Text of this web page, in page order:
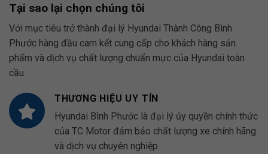
Tại sao lại chọn chúng tôi
Với mục tiêu trở thành đại lý Hyundai Thành Công Bình
Phước hàng đầu cam kết cung cấp cho khách hàng sản
phẩm và dịch vụ chất lượng chuẩn mực của Hyundai toàn
cầu
THƯƠNG HIỆU UY TÍN
Hyundai Bình Phước là đại lý ủy quyền chính thức
của TC Motor đảm bảo chất lượng xe chính hãng
và dịch vụ chuyên nghiệp.